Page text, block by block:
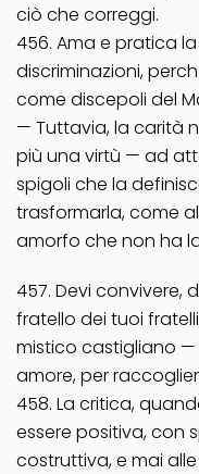
ciò che correggi.
456. Ama e pratica
discriminazioni,
come discepoli del
— Tuttavia, la carità
più una virtù — ad
spigoli che la
trasformarla, come
amorfo che non ha
457. Devi convivere,
fratello dei tuoi
mistico castigliano —
amore, per
458. La critica,
essere positiva, con
costruttiva, e mai